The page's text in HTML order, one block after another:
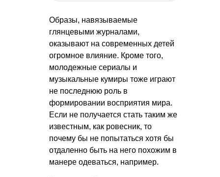
Образы, навязываемые
глянцевыми журналами,
оказывают на современных детей
огромное влияние. Кроме того,
молодежные сериалы и
музыкальные кумиры тоже играют
не последнюю роль в
формировании восприятия мира.
Если не получается стать таким же
известным, как ровесник, то
почему бы не попытаться хотя бы
отдаленно быть на него похожим в
манере одеваться, например.